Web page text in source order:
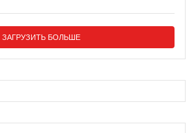
ЗАГРУЗИТЬ БОЛЬШЕ